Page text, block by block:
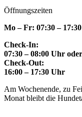
Öffnungszeiten
Mo – Fr: 07:30 –
Check-In:
07:30 – 08:00 Uhr
Check-Out:
16:00 – 17:30 Uhr
Am Wochenende, zu
Monat bleibt die